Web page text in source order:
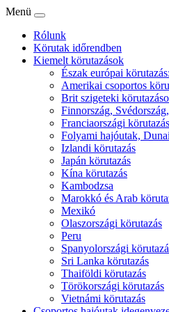
Menü
Rólunk
Körutak időrendben
Kiemelt körutazások
Észak európai
Amerikai csoportos
Brit szigeteki
Finnország,
Franciaországi körutazás
Folyami hajóutak,
Izlandi körutazás
Japán körutazás
Kína körutazás
Kambodzsa
Marokkó és Arab
Mexikó
Olaszországi körutazás
Peru
Spanyolországi
Sri Lanka körutazás
Thaiföldi körutazás
Törökországi körutazás
Vietnámi körutazás